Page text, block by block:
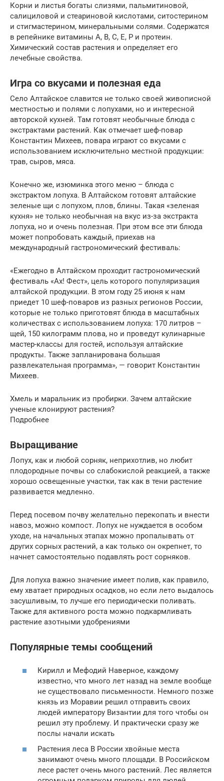
Корни и листья богаты слизями, пальмитиновой,
салициловой и стеариновой кислотами, ситостерином
и стигмастерином, минеральными солями. Содержатся
в репейнике витамины А, В, С, Е, Р и протеин.
Химический состав растения и определяет его
лечебные свойства.
Игра со вкусами и полезная еда
Село Алтайское славится не только своей живописной
местностью и полями с лопухами, но и интересной
авторской кухней. Там готовят необычные блюда с
экстрактами растений. Как отмечает шеф-повар
Константин Михеев, повара играют со вкусами с
использованием исключительно местной продукции:
трав, сыров, мяса.
Конечно же, изюминка этого меню – блюда с
экстрактом лопуха. В Алтайском готовят алтайские
зеленые щи с лопухом, плов, блины. Такая «зеленая
кухня» не только необычная на вкус из-за экстракта
лопуха, но и очень полезная. При этом все эти блюда
может попробовать каждый, приехав на
международный гастрономический фестиваль:
«Ежегодно в Алтайском проходит гастрономический
фестиваль «Ах! Фест», цель которого популяризация
алтайской продукции. В этом году 25 июня к нам
приедет 10 шеф-поваров из разных регионов России,
которые не только приготовят блюда в масштабных
количествах с использованием лопуха: 170 литров –
щей, 150 килограмм плова, но и проведут кулинарные
мастер-классы для гостей, используя алтайские
продукты. Также запланирована большая
развлекательная программа», — говорит Константин
Михеев.
Хмель и маральник из пробирки. Зачем алтайские
ученые клонируют растения?
Подробнее
Выращивание
Лопух, как и любой сорняк, неприхотлив, но любит
плодородные почвы со слабокислой реакцией, а также
хорошо освещенные участки, так как в тени растение
развивается медленно.
Перед посевом почву желательно перекопать и внести
навоз, можно компост. Лопух не нуждается в особом
уходе, на начальных этапах можно пропалывать от
других сорных растений, а как только он окрепнет, то
начнет самостоятельно подавлять рост сорняков.
Для лопуха важно значение имеет полив, как правило,
ему хватает природных осадков, но если лето выдалось
засушливым, то лучше его периодически поливать.
Также для активного роста можно подкармливать
растение азотными удобрениями
Популярные темы сообщений
Кирилл и Мефодий Наверное, каждому
известно, что много лет назад на земле вообще
не существовало письменности. Немного позже
князь из Моравии решил отправить своих
людей императору Византии для того чтобы он
решил эту проблему. И практически сразу же
послы начали искать
Растения леса В России хвойные места
занимают очень много площади. В Российском
лесе растет очень много растений. Лес является